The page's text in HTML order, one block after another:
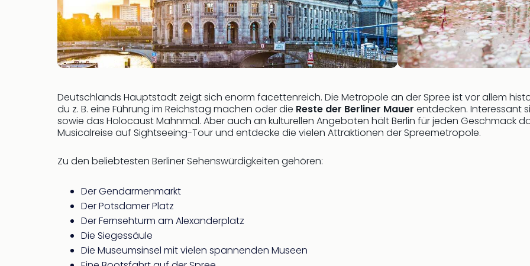
Deutschlands Hauptstadt zeigt sich enorm facettenreich. Die Metropole an der Spree ist vor allem
du z. B. eine Führung im Reichstag machen oder die Reste der Berliner Mauer entdecken. Interessant
sowie das Holocaust Mahnmal. Aber auch an kulturellen Angeboten hält Berlin für jeden Geschmack
Musicalreise auf Sightseeing-Tour und entdecke die vielen Attraktionen der Spreemetropole.
Zu den beliebtesten Berliner Sehenswürdigkeiten gehören:
Der Gendarmenmarkt
Der Potsdamer Platz
Der Fernsehturm am Alexanderplatz
Die Siegessäule
Die Museumsinsel mit vielen spannenden Museen